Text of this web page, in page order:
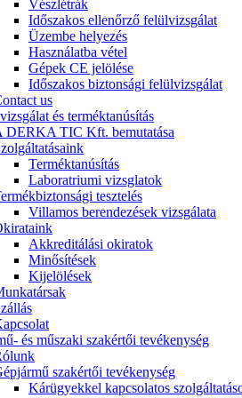
Vészlétrák
Időszakos ellenőrző felülvizsgálat
Üzembe helyezés
Használatba vétel
Gépek CE jelölése
Időszakos biztonsági felülvizsgálat
us
és terméktanúsítás
DERKA TIC Kft. bemutatása
Terméktanúsítás
Laboratriumi vizsglatok
tesztelés
Villamos berendezések vizsgálata
Akkreditálási okiratok
Minősítések
Kijelölések
és műszaki szakértői tevékenység
szakértői tevékenység
Kárügyekkel kapcsolatos